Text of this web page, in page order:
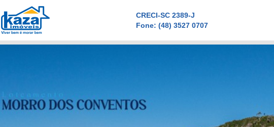
CRECI-SC 2389-J
Fone: (48) 3527 0707